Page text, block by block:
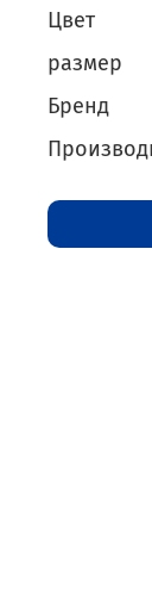
Цвет
размер
Бренд